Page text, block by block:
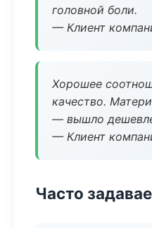
головной боли.
— Клиент
Хорошее
качество.
— вышло
— Клиент
Часто